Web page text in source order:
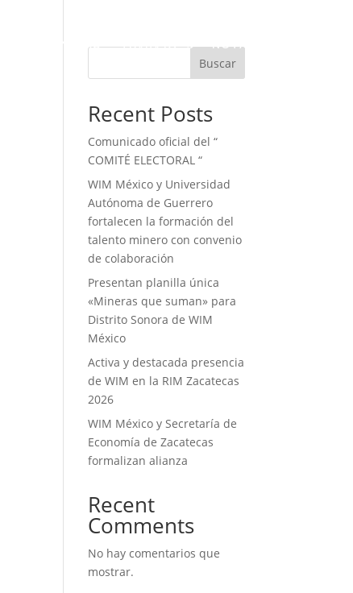
PIONERAS TRABAJO NOTAS
Buscar
Recent Posts
Comunicado oficial del “
COMITÉ ELECTORAL “
WIM México y Universidad
Autónoma de Guerrero
fortalecen la formación del
talento minero con convenio
de colaboración
Presentan planilla única
«Mineras que suman» para
Distrito Sonora de WIM
México
Activa y destacada presencia
de WIM en la RIM Zacatecas
2026
WIM México y Secretaría de
Economía de Zacatecas
formalizan alianza
Recent
Comments
No hay comentarios que
mostrar.